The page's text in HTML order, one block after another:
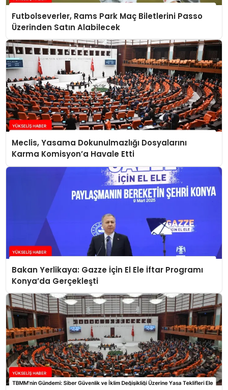
Futbolseverler, Rams Park Maç Biletlerini Passo
Üzerinden Satın Alabilecek
Meclis, Yasama Dokunulmazlığı Dosyalarını
Karma Komisyon’a Havale Etti
Bakan Yerlikaya: Gazze İçin El Ele İftar Programı
Konya’da Gerçekleşti